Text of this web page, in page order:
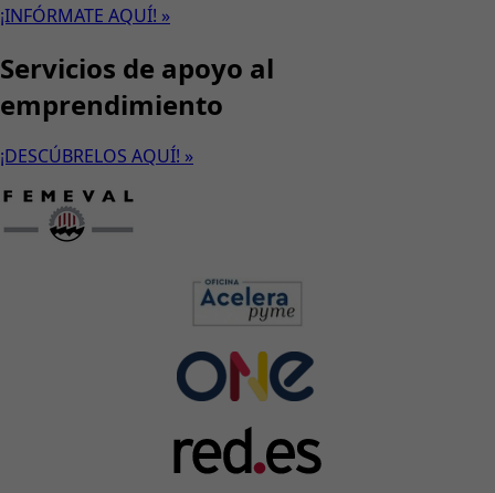
¡INFÓRMATE AQUÍ! »
Servicios de apoyo al
emprendimiento
¡DESCÚBRELOS AQUÍ! »